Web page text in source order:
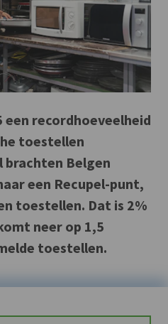
een recordhoeveelheid
toestellen
Belgen
een Recupel-punt,
toestellen. Dat is 2%
neer op 1,5
toestellen.